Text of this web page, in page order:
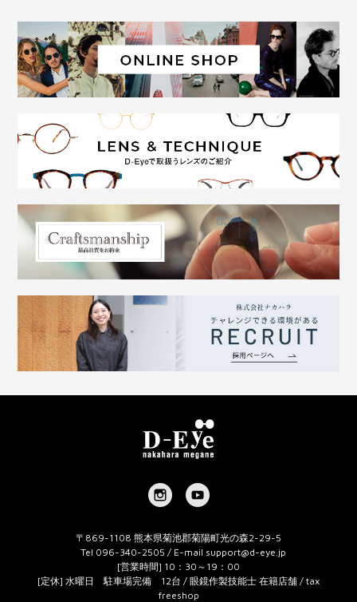
〒869-1108 熊本県菊池郡菊陽町光の森2-29-5
Tel 096-340-2505 / E-mail support@d-eye.jp
[営業時間] 10：30～19：00
[定休] 水曜日 駐車場完備 12台 / 眼鏡作製技能士 在籍店舗 / tax
freeshop